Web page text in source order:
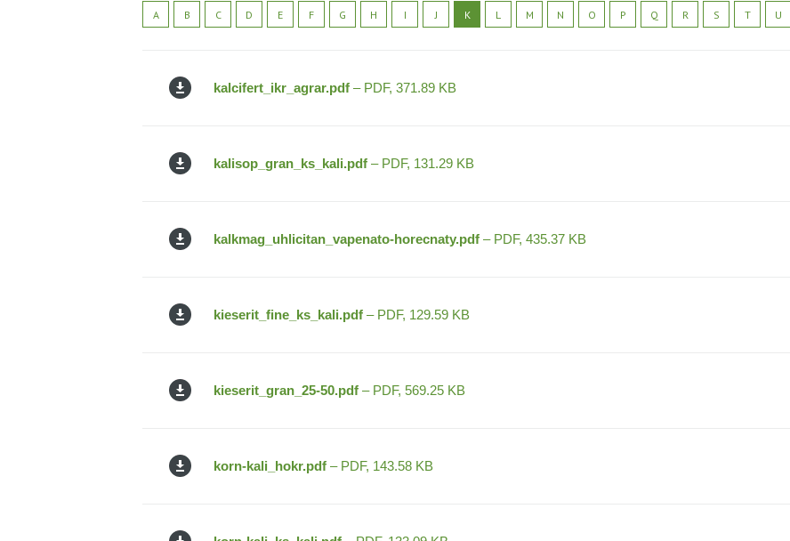
KARIÉRA
A B C D E F G H I J K L M N O P Q R S T U
kalcifert_ikr_agrar.pdf – PDF, 371.89 KB
kalisop_gran_ks_kali.pdf – PDF, 131.29 KB
kalkmag_uhlicitan_vapenato-horecnaty.pdf – PDF, 435.37 KB
kieserit_fine_ks_kali.pdf – PDF, 129.59 KB
kieserit_gran_25-50.pdf – PDF, 569.25 KB
korn-kali_hokr.pdf – PDF, 143.58 KB